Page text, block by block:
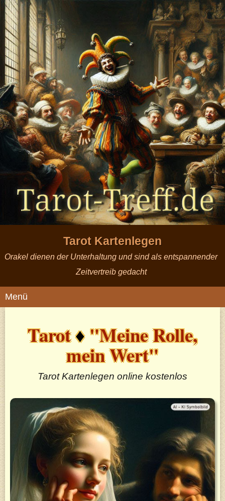
Tarot♦"Meine Rolle,
mein Wert"
Tarot Kartenlegen online kostenlos
Tarot Kartenlegen
Orakel dienen der Unterhaltung und sind als entspannender
Zeitvertreib gedacht
Menü